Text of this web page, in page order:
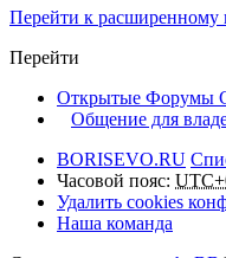
Перейти к расширенному
Перейти
Открытые Форумы
Общение для
BORISEVO.RU
Часовой пояс:
Удалить cookies
Наша команда